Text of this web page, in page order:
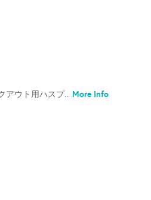
アウト用ハスプ...More Info